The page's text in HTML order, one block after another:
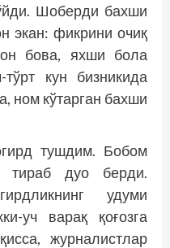
Шоберди бахши
экан: фикрини очиқ
бова, яхши бола
кун бизникида
ном кўтарган бахши
тушдим. Бобом
тираб дуо берди.
удуми
уч варақ қоғозга
журналистлар